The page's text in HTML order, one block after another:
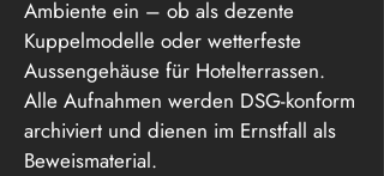
Ambiente ein – ob als dezente
Kuppelmodelle oder wetterfeste
Aussengehäuse für Hotelterrassen.
Alle Aufnahmen werden DSG-konform
archiviert und dienen im Ernstfall als
Beweismaterial.